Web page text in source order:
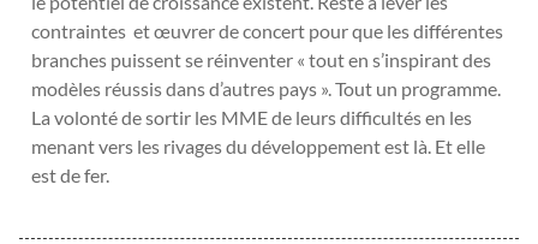
contraintes et œuvrer de concert pour que les différentes
branches puissent se réinventer « tout en s’inspirant des
modèles réussis dans d’autres pays ». Tout un programme.
La volonté de sortir les MME de leurs difficultés en les
menant vers les rivages du développement est là. Et elle
est de fer.